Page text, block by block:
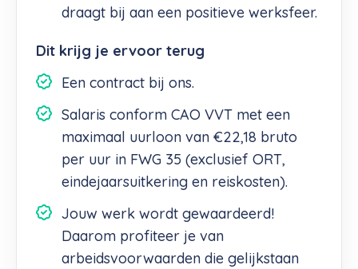
draagt bij aan een positieve werksfeer.
Dit krijg je ervoor terug
Een contract bij ons.
Salaris conform CAO VVT met een
maximaal uurloon van €22,18 bruto
per uur in FWG 35 (exclusief ORT,
eindejaarsuitkering en reiskosten).
Jouw werk wordt gewaardeerd!
Daarom profiteer je van
arbeidsvoorwaarden die gelijkstaan